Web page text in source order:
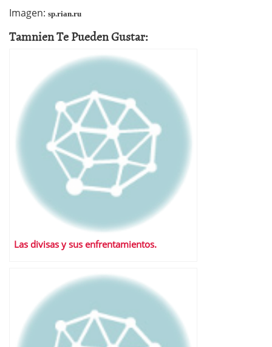
Imagen: sp.rian.ru
Tamnien Te Pueden Gustar:
Las divisas y sus enfrentamientos.